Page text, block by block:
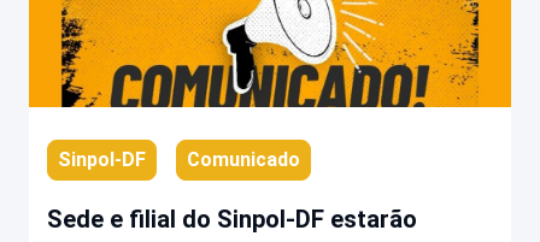
Sinpol-DF Comunicado
Sede e filial do Sinpol-DF estarão